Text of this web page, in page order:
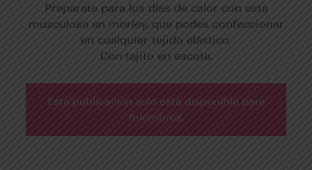
Preparate para los días de calor con esta
musculosa en morley, que podes confeccionar
en cualquier tejido elástico.
Con tajito en escote.
Esta publicación solo está disponible para
miembros.